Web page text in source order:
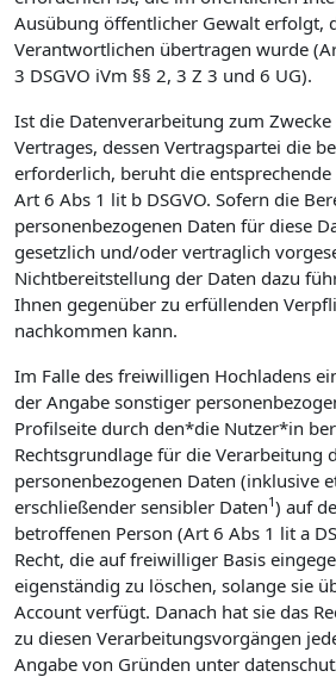
Ausübung öffentlicher Gewalt erfolgt,
Verantwortlichen übertragen wurde
3 DSGVO iVm §§ 2, 3 Z 3 und 6 UG).
Ist die Datenverarbeitung zum
Vertrages, dessen Vertragspartei die
erforderlich, beruht die
Art 6 Abs 1 lit b DSGVO. Sofern die
personenbezogenen Daten für diese
gesetzlich und/oder vertraglich
Nichtbereitstellung der Daten dazu
Ihnen gegenüber zu erfüllenden
nachkommen kann.
Im Falle des freiwilligen Hochladens
der Angabe sonstiger
Profilseite durch den*die Nutzer*in
Rechtsgrundlage für die Verarbeitung
personenbezogenen Daten (inklusive
erschließender sensibler Daten1) auf
betroffenen Person (Art 6 Abs 1 lit a
Recht, die auf freiwilliger Basis
eigenständig zu löschen, solange sie
Account verfügt. Danach hat sie das
zu diesen Verarbeitungsvorgängen
Angabe von Gründen unter